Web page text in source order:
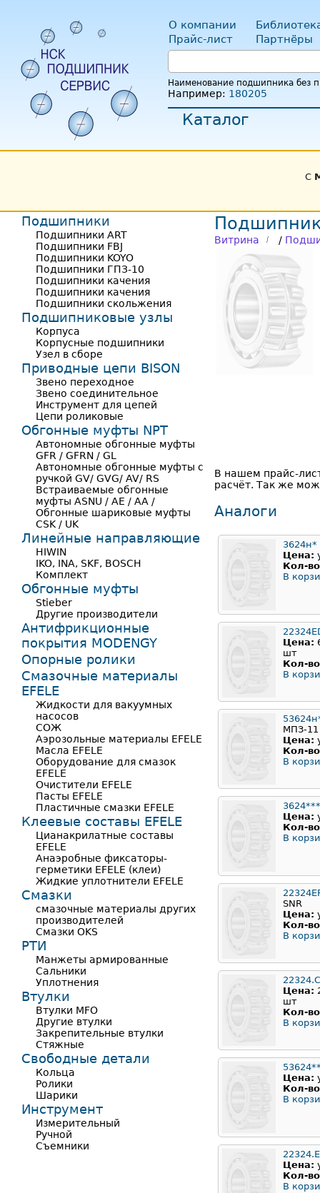
О компании
Прайс-лист
Партнёры
Наименование подшипника без
Например: 180205
Каталог
С
Витрина /
В нашем прайс-
расчёт. Так же
Аналоги
3624н*
Цена:
Кол-
В
Цена:
шт
Кол-
В
МПЗ-11
Цена:
Кол-
В
Цена:
Кол-
В
SNR
Цена:
Кол-
В
Цена:
шт
Кол-
В
Цена:
Кол-
В
Цена:
Кол-
В
Подшипники
Подшипники ART
Подшипники FBJ
Подшипники KOYO
Подшипники ГПЗ-10
Подшипники качения
Подшипники качения
Подшипники скольжения
Подшипниковые узлы
Корпуса
Корпусные подшипники
Узел в сборе
Приводные цепи BISON
Звено переходное
Звено соединительное
Инструмент для цепей
Цепи роликовые
Обгонные муфты NPT
Автономные обгонные муфты
GFR / GFRN / GL
Автономные обгонные муфты с
ручкой GV/ GVG/ AV/ RS
Встраиваемые обгонные
муфты ASNU / AE / AA /
Обгонные шариковые муфты
CSK / UK
Линейные направляющие
HIWIN
IKO, INA, SKF, BOSCH
Комплект
Обгонные муфты
Stieber
Другие производители
Антифрикционные
покрытия MODENGY
Опорные ролики
Смазочные материалы
EFELE
Жидкости для вакуумных
насосов
СОЖ
Аэрозольные материалы EFELE
Масла EFELE
Оборудование для смазок
EFELE
Очистители EFELE
Пасты EFELE
Пластичные смазки EFELE
Клеевые составы EFELE
Цианакрилатные составы
EFELE
Анаэробные фиксаторы-
герметики EFELE (клеи)
Жидкие уплотнители EFELE
Смазки
смазочные материалы других
производителей
Смазки OKS
РТИ
Манжеты армированные
Сальники
Уплотнения
Втулки
Втулки MFO
Другие втулки
Закрепительные втулки
Стяжные
Свободные детали
Кольца
Ролики
Шарики
Инструмент
Измерительный
Ручной
Съемники